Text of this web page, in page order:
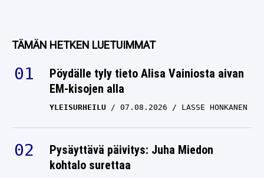
TÄMÄN HETKEN LUETUIMMAT
Pöydälle tyly tieto Alisa Vainiosta aivan
EM-kisojen alla
YLEISURHEILU 07.08.2026 LASSE HONKANEN
Pysäyttävä päivitys: Juha Miedon
kohtalo surettaa